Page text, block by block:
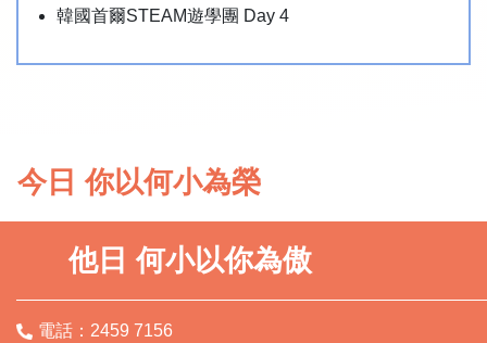
韓國首爾STEAM遊學團 Day 4
今日 你以何小為榮
他日 何小以你為傲
電話：2459 7156